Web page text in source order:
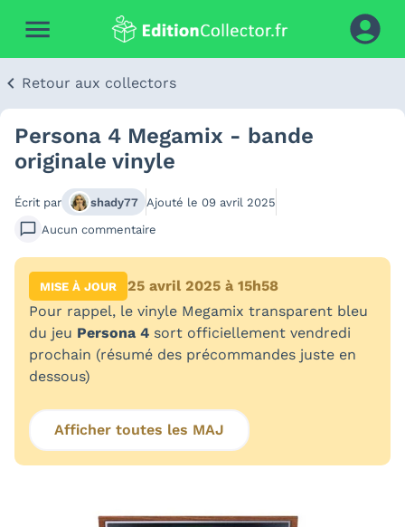
Retour aux collectors
Persona 4 Megamix - bande
originale vinyle
Écrit par shady77 Ajouté le 09 avril 2025
Aucun commentaire
MISE À JOUR
25 avril 2025 à 15h58
Pour rappel, le vinyle Megamix transparent bleu
du jeu Persona 4 sort officiellement vendredi
prochain (résumé des précommandes juste en
dessous)
Afficher toutes les MAJ